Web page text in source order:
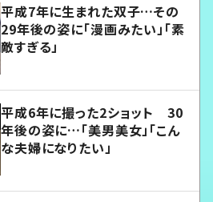
平成7年に生まれた双子…その
29年後の姿に「漫画みたい」「素
敵すぎる」
平成6年に撮った2ショット 30
年後の姿に…「美男美女」「こん
な夫婦になりたい」